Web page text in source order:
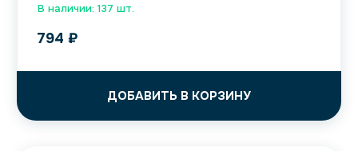
В наличии: 137 шт.
794 ₽
ДОБАВИТЬ В КОРЗИНУ